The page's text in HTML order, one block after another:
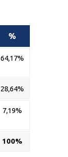
%
64,17%
28,64%
7,19%
100%